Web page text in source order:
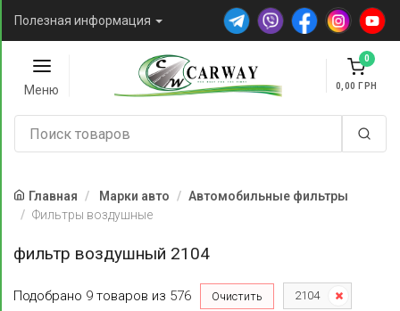
Полезная информация
Меню
0
0,00
Главная Марки авто
Автомобильные фильтры
Фильтры воздушные
фильтр воздушный 2104
Подобрано 9 товаров из 576 Очистить 2104